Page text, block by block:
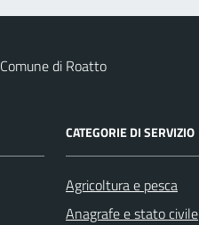
Comune di Roatto
CATEGORIE DI SERVIZIO
Agricoltura e pesca
Anagrafe e stato civile